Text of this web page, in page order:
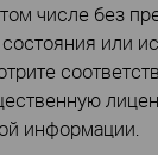
числе без
состояния или
информации.